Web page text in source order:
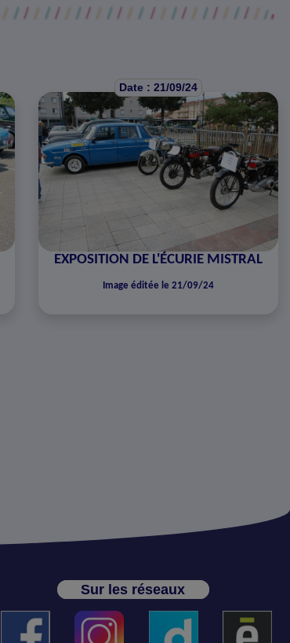
Date : 21/09/24
EXPOSITION DE L'ÉCURIE MISTRAL
Image éditée le 21/09/24
Sur les réseaux